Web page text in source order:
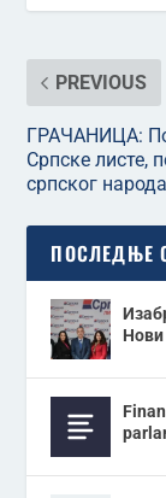
PREVIOUS
ГРАЧАНИЦА:
Српске листе,
српског
ПОСЛЕДЊЕ
Нови